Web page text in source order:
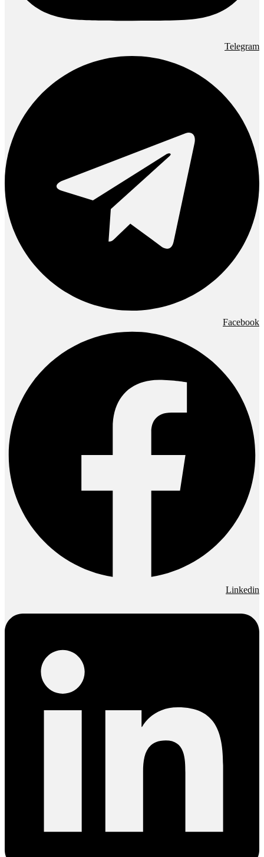
Telegram
Facebook
Linkedin